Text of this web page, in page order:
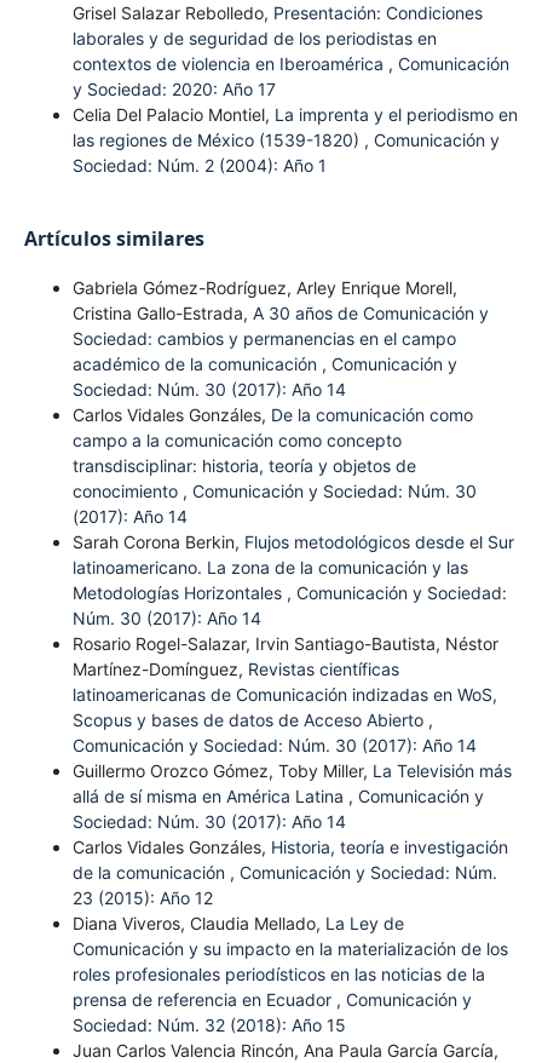
Grisel Salazar Rebolledo, Presentación: Condiciones
laborales y de seguridad de los periodistas en
contextos de violencia en Iberoamérica , Comunicación
y Sociedad: 2020: Año 17
Celia Del Palacio Montiel, La imprenta y el periodismo en
las regiones de México (1539-1820) , Comunicación y
Sociedad: Núm. 2 (2004): Año 1
Artículos similares
Gabriela Gómez-Rodríguez, Arley Enrique Morell,
Cristina Gallo-Estrada, A 30 años de Comunicación y
Sociedad: cambios y permanencias en el campo
académico de la comunicación , Comunicación y
Sociedad: Núm. 30 (2017): Año 14
Carlos Vidales Gonzáles, De la comunicación como
campo a la comunicación como concepto
transdisciplinar: historia, teoría y objetos de
conocimiento , Comunicación y Sociedad: Núm. 30
(2017): Año 14
Sarah Corona Berkin, Flujos metodológicos desde el Sur
latinoamericano. La zona de la comunicación y las
Metodologías Horizontales , Comunicación y Sociedad:
Núm. 30 (2017): Año 14
Rosario Rogel-Salazar, Irvin Santiago-Bautista, Néstor
Martínez-Domínguez, Revistas científicas
latinoamericanas de Comunicación indizadas en WoS,
Scopus y bases de datos de Acceso Abierto ,
Comunicación y Sociedad: Núm. 30 (2017): Año 14
Guillermo Orozco Gómez, Toby Miller, La Televisión más
allá de sí misma en América Latina , Comunicación y
Sociedad: Núm. 30 (2017): Año 14
Carlos Vidales Gonzáles, Historia, teoría e investigación
de la comunicación , Comunicación y Sociedad: Núm.
23 (2015): Año 12
Diana Viveros, Claudia Mellado, La Ley de
Comunicación y su impacto en la materialización de los
roles profesionales periodísticos en las noticias de la
prensa de referencia en Ecuador , Comunicación y
Sociedad: Núm. 32 (2018): Año 15
Juan Carlos Valencia Rincón, Ana Paula García García,